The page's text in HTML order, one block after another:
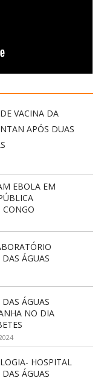
VACINA DA
APÓS DUAS
EBOLA EM
CONGO
ÁGUAS
ÁGUAS
NO DIA
HOSPITAL
ÁGUAS